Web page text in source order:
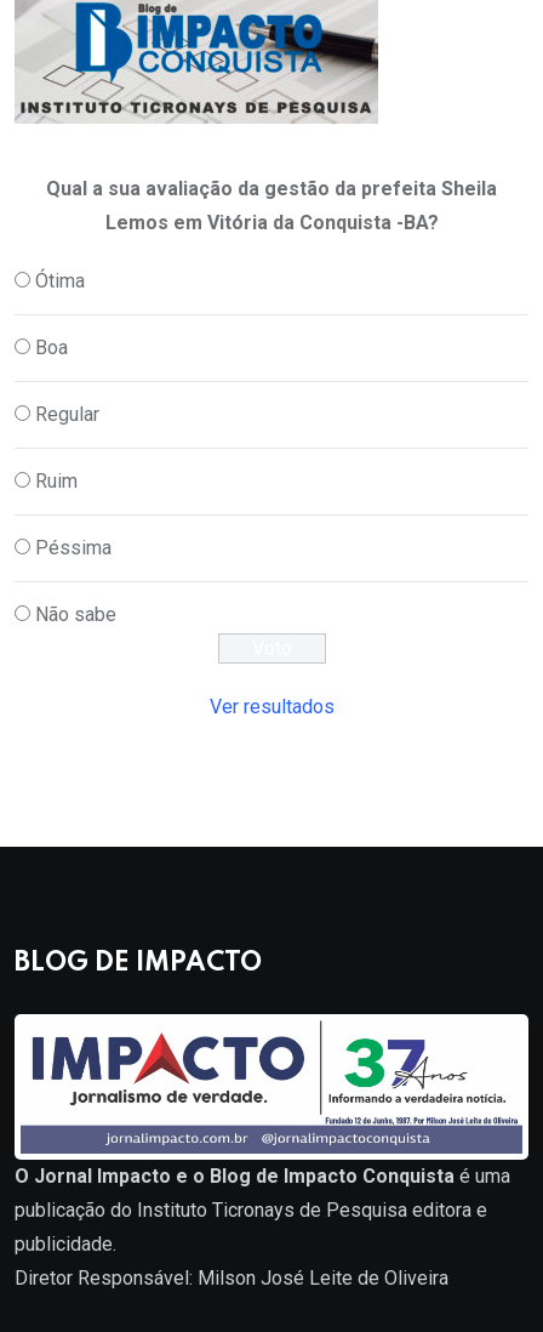
Qual a sua avaliação da gestão da prefeita Sheila
Lemos em Vitória da Conquista -BA?
Ótima
Boa
Regular
Ruim
Péssima
Não sabe
Ver resultados
BLOG DE IMPACTO
O Jornal Impacto e o Blog de Impacto Conquista é uma
publicação do Instituto Ticronays de Pesquisa editora e
publicidade.
Diretor Responsável: Milson José Leite de Oliveira